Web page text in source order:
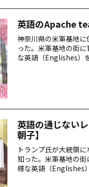
英語のApache
神奈川県の米軍基地
った。米軍基地の街
な英語（Englishes）
英語の通じない
朝子】
トランプ氏が大統領
知った。米軍基地の
様な英語（Englishes